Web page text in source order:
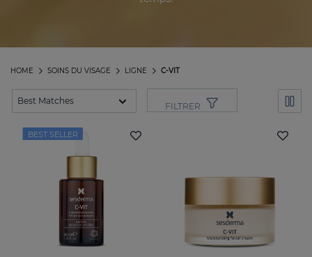
C-VIT
LIGNE
SOINS DU VISAGE
HOME
FILTRER
BEST SELLER